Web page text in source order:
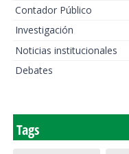
Contador Público
Investigación
Noticias institucionales
Debates
Tags